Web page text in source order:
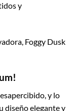
y
Foggy Dusk
y lo
diseño elegante y